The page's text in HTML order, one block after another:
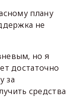
плану
не
но я
достаточно
за
средства